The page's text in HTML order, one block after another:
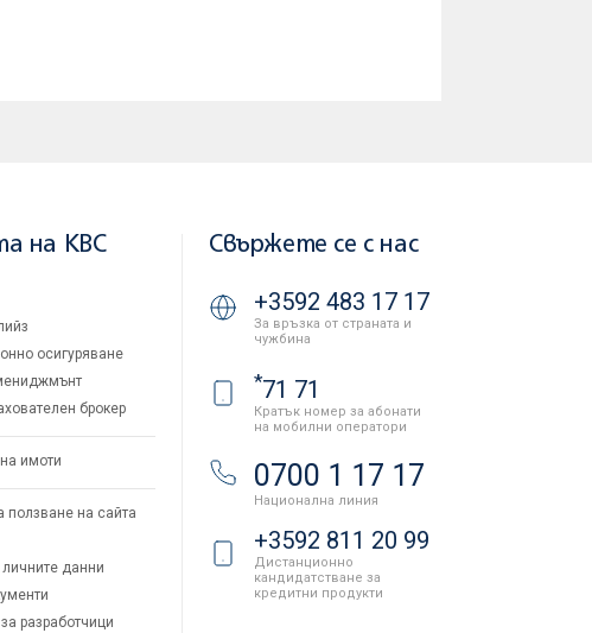
на KBC
осигуряване
брокер
имоти
ползване на сайта
данни
разработчици
Свържете се с нас
+3592 483 17 17
За връзка от страната и
чужбина
*71 71
Кратък номер за абонати
на мобилни оператори
0700 1 17 17
Национална линия
+3592 811 20 99
Дистанционно
кандидатстване за
кредитни продукти